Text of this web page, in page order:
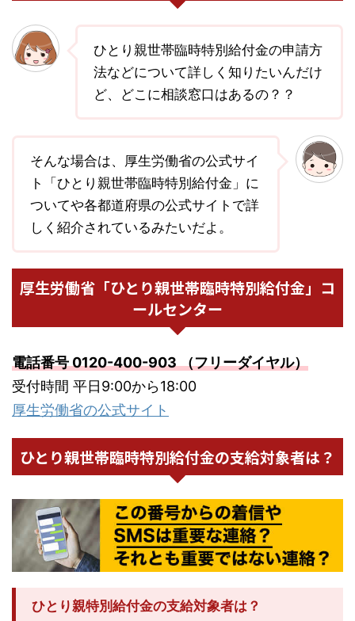
ひとり親世帯臨時特別給付金の申請方
法などについて詳しく知りたいんだけ
ど、どこに相談窓口はあるの？？
そんな場合は、厚生労働省の公式サイ
ト「ひとり親世帯臨時特別給付金」に
ついてや各都道府県の公式サイトで詳
しく紹介されているみたいだよ。
厚生労働省「ひとり親世帯臨時特別給付金」コ
ールセンター
電話番号 0120-400-903 （フリーダイヤル）
受付時間 平日9:00から18:00
厚生労働省の公式サイト
ひとり親世帯臨時特別給付金の支給対象者は？
ひとり親特別給付金の支給対象者は？